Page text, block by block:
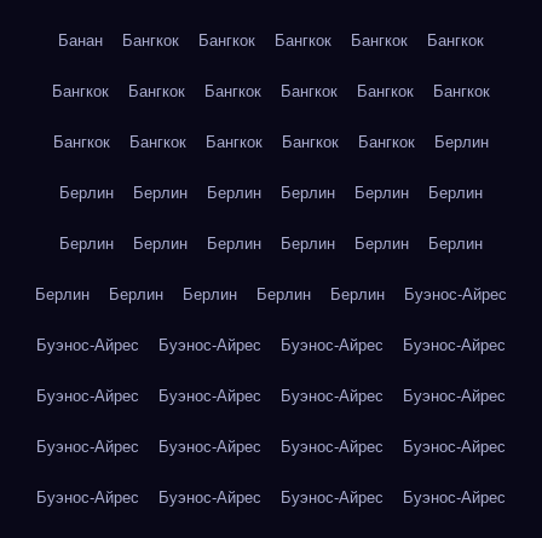
Банан Бангкок Бангкок Бангкок Бангкок Бангкок
Бангкок Бангкок Бангкок Бангкок Бангкок Бангкок
Бангкок Бангкок Бангкок Бангкок Бангкок Берлин
Берлин Берлин Берлин Берлин Берлин Берлин
Берлин Берлин Берлин Берлин Берлин Берлин
Берлин Берлин Берлин Берлин Берлин Буэнос-Айрес
Буэнос-Айрес Буэнос-Айрес Буэнос-Айрес Буэнос-Айрес
Буэнос-Айрес Буэнос-Айрес Буэнос-Айрес Буэнос-Айрес
Буэнос-Айрес Буэнос-Айрес Буэнос-Айрес Буэнос-Айрес
Буэнос-Айрес Буэнос-Айрес Буэнос-Айрес Буэнос-Айрес